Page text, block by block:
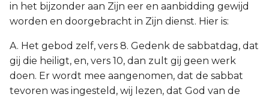
in het bijzonder aan Zijn eer en aanbidding gewijd
worden en doorgebracht in Zijn dienst. Hier is:
A. Het gebod zelf, vers 8. Gedenk de sabbatdag, dat
gij die heiligt, en, vers 10, dan zult gij geen werk
doen. Er wordt mee aangenomen, dat de sabbat
tevoren was ingesteld, wij lezen, dat God van de